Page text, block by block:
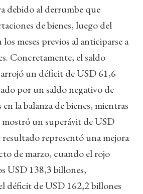
debido al derrumbe que
de bienes, luego del
meses previos al anticiparse a
Concretamente, el saldo
un déficit de USD 61,6
por un saldo negativo de
la balanza de bienes, mientras
mostró un superávit de USD
representó una mejora
de marzo, cuando el rojo
USD 138,3 billones,
déficit de USD 162,2 billones